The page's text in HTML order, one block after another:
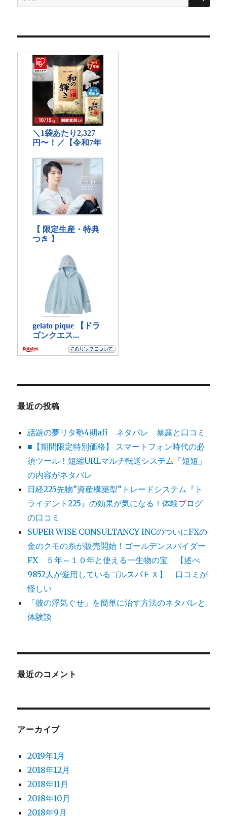
索
象:
最近の投稿
話題の夢リタ塾4期afi ネタバレ 暴露と口コミ
■【期間限定特別価格】 スマートフォン時代の必
須ツール！短縮URLマルチ転送システム「短短」
の内容がネタバレ
日経225先物”資産構築型”トレードシステム『ト
ライデント225』の効果が気になる！体験ブログ
の口コミ
SUPER WISE CONSULTANCY INCのついにFXの
金のクモの糸が販売開始！ゴールデンスパイダー
FX ５年～１０年と使える一生物の宝 【述べ
9852人が愛用しているゴルスパＦＸ】 口コミが
怪しい
「彼の浮気ぐせ」を簡単に治す方法のネタバレと
体験談
最近のコメント
アーカイブ
2019年1月
2018年12月
2018年11月
2018年10月
2018年9月